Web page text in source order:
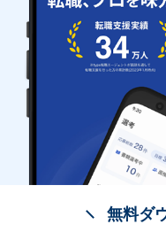
無料ダ